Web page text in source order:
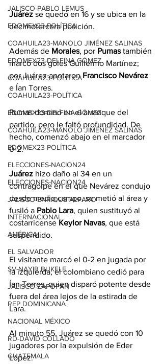
JALISCO-PABLO LEMUS
EDOMEX23-POLÍTICA
COAHUILA23-MANOLO JIMÉNEZ SALINAS
EDOMEX23-DELFINA GÓMEZ
COAHUILA23-POLÍTICA
COAHUILA23-POLÍTICA
EDOMEX23-DELFINA GÓMEZ
COAHUILA23-MANOLO JIMÉNEZ SALINAS
EDOMEX23-POLÍTICA
ELECCIONES-NACION24
ELECCIONES-NACION24
JALISCO-ENRIQUE ALFARO
INTERNACIONAL
AMÉRICA
EL SALVADOR
SV-NAYIB BUKELE
JALISCO-ZAPOPAN
REP DOMINICANA
NACIONAL MÉXICO
RD-DAVID COLLADO
GUATEMALA
Juárez se quedó en 16 y se ubica en la
decimotercera posición.
Además de Morales, por Pumas también
marcó dos goles Guillermo Martínez;
por Juárez anotaron Francisco Nevárez
e Ían Torres.
Pumas dominó en el arranque del
partido, pero le faltó profundidad. De
hecho, comenzó abajo en el marcador
0-2.
Juárez hizo daño al 34 en un
contragolpe en el que Nevárez condujo
desde medio campo, se metió al área y
fusiló a Pablo Lara, quien sustituyó al
costarricense Keylor Navas, que está
suspendido.
El visitante marcó el 0-2 en jugada por
la izquierda; el colombiano cedió para
Ían Torres, quien disparó potente desde
fuera del área lejos de la estirada de
Lara.
Al minuto 55, Juárez se quedó con 10
jugadores por la expulsión de Eder
López.